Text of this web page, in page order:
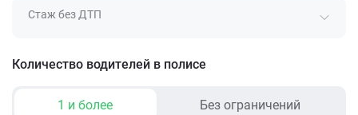
Стаж без ДТП
Количество водителей в полисе
1 и более Без ограничений